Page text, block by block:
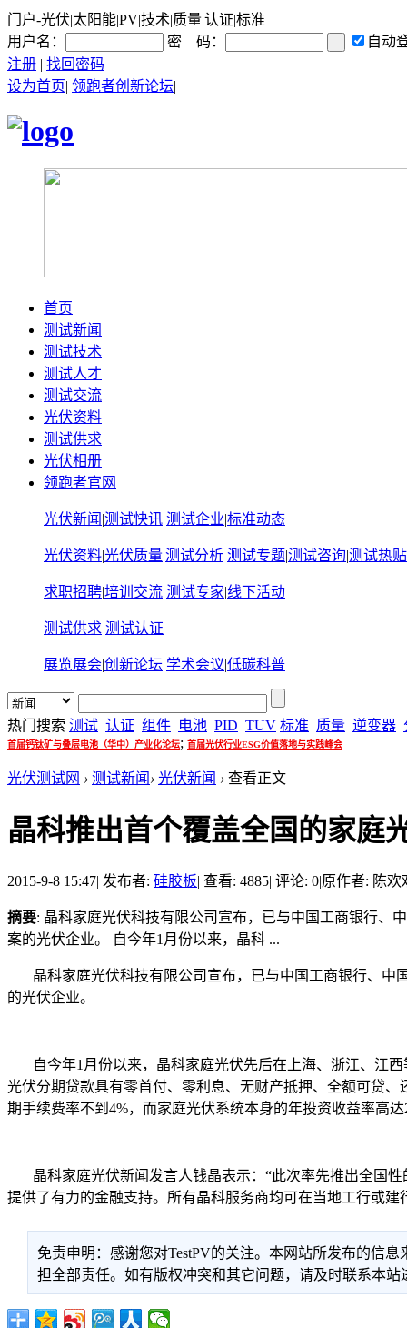
门户-光伏|太阳能|PV|技术|质量|认证|标准
用户名：
密 码：
自动
注册 | 找回密码
设为首页| 领跑者创新论坛|
首页
测试新闻
测试技术
测试人才
测试交流
光伏资料
测试供求
光伏相册
领跑者官网
光伏新闻 |测试快讯 测试企业|标准动态
光伏资料|光伏质量|测试分析 测试专题|测试咨询|测试热贴
求职招聘|培训交流 测试专家|线下活动
测试供求 测试认证
展览展会|创新论坛 学术会议|低碳科普
热门搜索 测试 认证 组件 电池 PID TUV 标准 质量 逆变器
首届钙钛矿与叠层电池（华中）产业化论坛; 首届光伏行业ESG价值落地与实践峰会
光伏测试网 › 测试新闻 › 光伏新闻 › 查看正文
晶科推出首个覆盖全国的家庭
2015-9-8 15:47| 发布者: 硅胶板| 查看: 4885| 评论: 0|原作者: 陈欢
摘要: 晶科家庭光伏科技有限公司宣布，已与中国工商银行、
案的光伏企业。 自今年1月份以来，晶科 ...
晶科家庭光伏科技有限公司宣布，已与中国工商银行、中
的光伏企业。
自今年1月份以来，晶科家庭光伏先后在上海、浙江、江西
光伏分期贷款具有零首付、零利息、无财产抵押、全额可贷
期手续费率不到4%，而家庭光伏系统本身的年投资收益率高
晶科家庭光伏新闻发言人钱晶表示：“此次率先推出全国性
提供了有力的金融支持。所有晶科服务商均可在当地工行或
免责申明：感谢您对TestPV的关注。本网站所发布的信
担全部责任。如有版权冲突和其它问题，请及时联系本